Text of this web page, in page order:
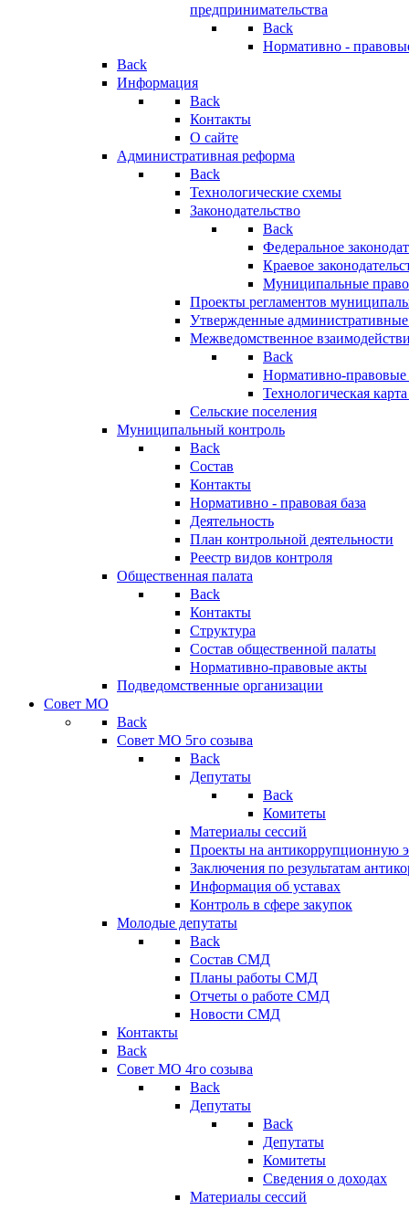
предпринимательства
Back
Нормативно -
Back
Информация
Back
Контакты
О сайте
Административная реформа
Back
Технологические схемы
Законодательство
Back
Федеральное
Краевое
Муниципальные
Проекты регламентов
Утвержденные
Межведомственное
Back
Нормативно-правовые
Технологическая
Сельские поселения
Муниципальный контроль
Back
Состав
Контакты
Нормативно - правовая база
Деятельность
План контрольной деятельности
Реестр видов контроля
Общественная палата
Back
Контакты
Структура
Состав общественной палаты
Нормативно-правовые акты
Подведомственные организации
Совет МО
Back
Совет МО 5го созыва
Back
Депутаты
Back
Комитеты
Материалы сессий
Проекты на антикоррупционную
Заключения по результатам
Информация об уставах
Контроль в сфере закупок
Молодые депутаты
Back
Состав СМД
Планы работы СМД
Отчеты о работе СМД
Новости СМД
Контакты
Back
Совет МО 4го созыва
Back
Депутаты
Back
Депутаты
Комитеты
Сведения о доходах
Материалы сессий